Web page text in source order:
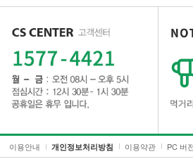
세요!
이용안내 개인정보처리방침 이용약관 PC 버